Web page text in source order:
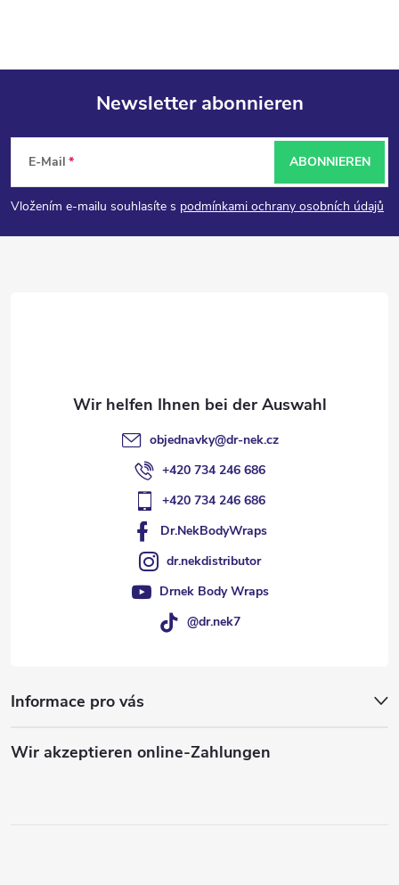
F
u
ß
Newsletter abonnieren
E-Mail
Vložením e-mailu souhlasíte s podmínkami ochrany osobních údajů
ABONNIEREN
objednavky@dr-nek.cz
+420 734 246 686
+420 734 246 686
Dr.NekBodyWraps
dr.nekdistributor
Drnek Body Wraps
@dr.nek7
Informace pro vás
Wir akzeptieren online-Zahlungen